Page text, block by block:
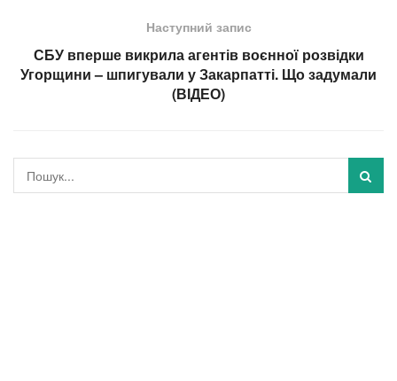
Наступний запис
СБУ вперше викрила агентів воєнної розвідки
Угорщини – шпигували у Закарпатті. Що задумали
(ВІДЕО)